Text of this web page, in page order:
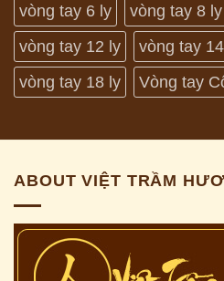
vòng tay 6 ly
vòng tay 8 ly
vòng tay 12 ly
vòng tay
vòng tay 18 ly
Vòng tay
ABOUT VIỆT TRẦM